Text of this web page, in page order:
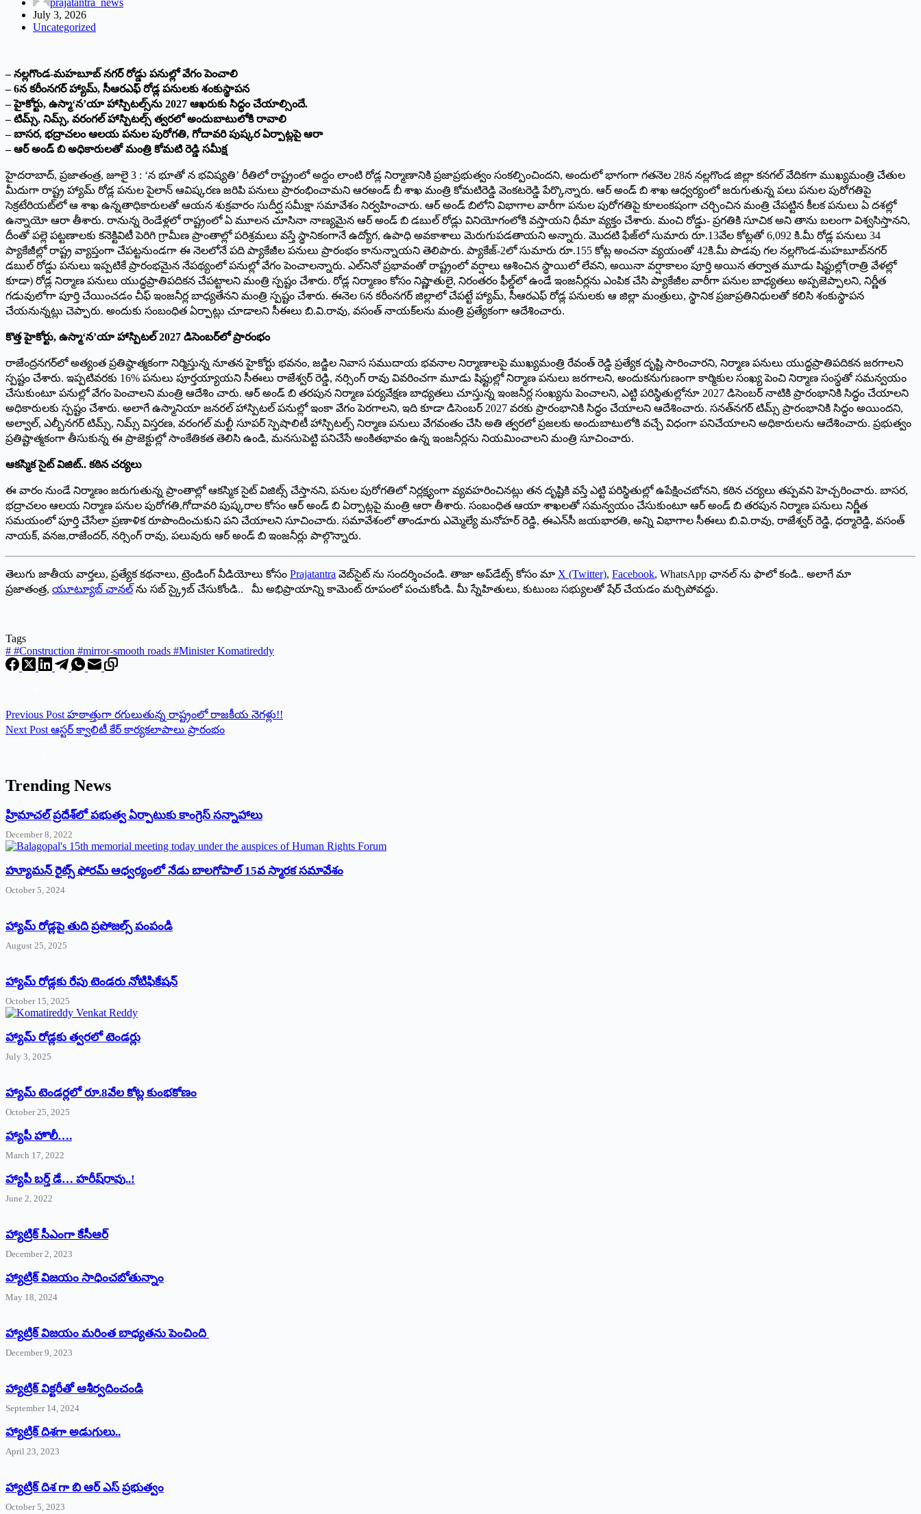
July 3, 2026
Uncategorized
– నల్లగొండ-మహబూబ్ నగర్ రోడ్డు పనుల్లో వేగం పెంచాలి
– 6న కరీంనగర్ హ్యామ్, సీఆరఎఫ్ రోడ్ల పనులకు శంకుస్థాపన
– హైకోర్టు, ఉస్మా‘న’యా హాస్పిటల్స్‌ను 2027 ఆఖరుకు సిద్ధం చేయాల్సిందే.
– టిమ్స్, నిమ్స్, వరంగల్ హాస్పిటల్స్ త్వరలో అందుబాటులోకి రావాలి
– బాసర, భద్రాచలం ఆలయ పనుల పురోగతి, గోదావరి పుష్కర ఏర్పాట్లపై ఆరా
– ఆర్ అండ్ బి అధికారులతో మంత్రి కోమటి రెడ్డి సమీక్ష
హైదరాబాద్, ప్రజాతంత్ర, జూలై 3 : ‘న భూతో న భవిష్యతి’ రీతిలో రాష్ట్రంలో అద్దం లాంటి రోడ్ల నిర్మాణానికి ప్రజాప్రభుత్వం సంకల్పించిందని, అందులో భాగంగా గతనెల 28న నల్లగొండ జిల్లా కనగల్ వేదికగా ముఖ్యమంత్రి చేతుల
మీదుగా రాష్ట్ర హ్యామ్ రోడ్ల పనుల పైలాన్ ఆవిష్కరణ జరిపి పనులు ప్రారంభించామని ఆరఅండ్ బీ శాఖ మంత్రి కోమటిరెడ్డి వెంకటరెడ్డి పేర్కొన్నారు. ఆర్ అండ్ బి శాఖ ఆధ్వర్యంలో జరుగుతున్న పలు పనుల పురోగతిపై
సెక్రటేరియట్‌లో ఆ శాఖ ఉన్నతాధికారులతో ఆయన శుక్రవారం సుదీర్ఘ సమీక్షా సమావేశం నిర్వహించారు. ఆర్ అండ్ బిలోని విభాగాల వారీగా పనుల పురోగతిపై కూలంకషంగా చర్చించిన మంత్రి చేపట్టిన కీలక పనులు ఏ దశల్లో
ఉన్నాయో ఆరా తీశారు. రానున్న రెండేళ్లలో రాష్ట్రంలో ఏ మూలన చూసినా నాణ్యమైన ఆర్ అండ్ బి డబుల్ రోడ్లు వినియోగంలోకి వస్తాయని ధీమా వ్యక్తం చేశారు. మంచి రోడ్డు- ప్రగతికి సూచిక అని తాను బలంగా విశ్వసిస్తానని,
దీంతో పల్లె పట్టణాలకు కనెక్టివిటీ పెరిగి గ్రామీణ ప్రాంతాల్లో పరిశ్రమలు వస్తే స్థానికంగానే ఉద్యోగ, ఉపాధి అవకాశాలు మెరుగుపడతాయని అన్నారు. మొదటి ఫేజ్‌లో సుమారు రూ.13వేల కోట్లతో 6,092 కి.మీ రోడ్ల పనులు 34
ప్యాకేజీల్లో రాష్ట్ర వ్యాప్తంగా చేపట్టనుండగా ఈ నెలలోనే పది ప్యాకేజీల పనులు ప్రారంభం కానున్నాయని తెలిపారు. ప్యాకేజ్-2లో సుమారు రూ.155 కోట్ల అంచనా వ్యయంతో 42కి.మీ పొడవు గల నల్లగొండ-మహబూబ్‌నగర్
డబుల్ రోడ్డు పనులు ఇప్పటికే ప్రారంభమైన నేపథ్యంలో పనుల్లో వేగం పెంచాలన్నారు. ఎల్‌నినో ప్రభావంతో రాష్ట్రంలో వర్షాలు ఆశించిన స్థాయిలో లేవని, అయినా వర్షాకాలం పూర్తి అయిన తర్వాత మూడు షిఫ్టుల్లో(రాత్రి వేళల్లో
కూడా) రోడ్ల నిర్మాణ పనులు యుద్ధప్రాతిపదికన చేపట్టాలని మంత్రి స్పష్టం చేశారు. రోడ్ల నిర్మాణం కోసం నిష్ణాతులై, నిరంతరం ఫీల్డ్‌లో ఉండే ఇంజనీర్లను ఎంపిక చేసి ప్యాకేజీల వారీగా పనుల బాధ్యతలు అప్పజెప్పాలని, నిర్ణీత
గడువులోగా పూర్తి చేయించడం చీఫ్ ఇంజనీర్ల బాధ్యతేనని మంత్రి స్పష్టం చేశారు. ఈనెల 6న కరీంనగర్ జిల్లాలో చేపట్టే హ్యామ్, సీఆరఎఫ్ రోడ్ల పనులకు ఆ జిల్లా మంత్రులు, స్థానిక ప్రజాప్రతినిధులతో కలిసి శంకుస్థాపన
చేయనున్నట్లు చెప్పారు. అందుకు సంబంధిత ఏర్పాట్లు చూడాలని సీఈలు బి.వి.రావు, వసంత్ నాయక్‌లను మంత్రి ప్రత్యేకంగా ఆదేశించారు.
కొత్త హైకోర్టు, ఉస్మా‘న’యా హాస్పిటల్ 2027 డిసెంబర్‌లో ప్రారంభం
రాజేంద్రనగర్‌లో అత్యంత ప్రతిష్ఠాత్మకంగా నిర్మిస్తున్న నూతన హైకోర్టు భవనం, జడ్జిల నివాస సముదాయ భవనాల నిర్మాణాలపై ముఖ్యమంత్రి రేవంత్ రెడ్డి ప్రత్యేక దృష్టి సారించారని, నిర్మాణ పనులు యుద్ధప్రాతిపదికన జరగాలని
స్పష్టం చేశారు. ఇప్పటివరకు 16% పనులు పూర్తయ్యాయని సీఈలు రాజేశ్వర్ రెడ్డి, నర్సింగ్ రావు వివరించగా మూడు షిఫ్టుల్లో నిర్మాణ పనులు జరగాలని, అందుకనుగుణంగా కార్మికుల సంఖ్య పెంచి నిర్మాణ సంస్థతో సమన్వయం
చేసుకుంటూ పనుల్లో వేగం పెంచాలని మంత్రి ఆదేశిం చారు. ఆర్ అండ్ బి తరపున నిర్మాణ పర్యవేక్షణ బాధ్యతలు చూస్తున్న ఇంజనీర్ల సంఖ్యను పెంచాలని, ఎట్టి పరిస్థితుల్లోనూ 2027 డిసెంబర్ నాటికి ప్రారంభానికి సిద్ధం చేయాలని
అధికారులకు స్పష్టం చేశారు. అలాగే ఉస్మానియా జనరల్ హాస్పిటల్ పనుల్లో ఇంకా వేగం పెరగాలని, ఇది కూడా డిసెంబర్ 2027 వరకు ప్రారంభానికి సిద్ధం చేయాలని ఆదేశించారు. సనత్‌నగర్ టిమ్స్ ప్రారంభానికి సిద్ధం అయిందని,
అల్వాల్, ఎల్బీనగర్ టిమ్స్, నిమ్స్ విస్తరణ, వరంగల్ మల్టీ సూపర్ స్పెషాలిటీ హాస్పిటల్స్ నిర్మాణ పనులు వేగవంతం చేసి అతి త్వరలో ప్రజలకు అందుబాటులోకి వచ్చే విధంగా పనిచేయాలని అధికారులను ఆదేశించారు. ప్రభుత్వం
ప్రతిష్టాత్మకంగా తీసుకున్న ఈ ప్రాజెక్టుల్లో సాంకేతికత తెలిసి ఉండి, మనసుపెట్టి పనిచేసే అంకితభావం ఉన్న ఇంజనీర్లను నియమించాలని మంత్రి సూచించారు.
ఆకస్మిక సైట్ విజిట్.. కఠిన చర్యలు
ఈ వారం నుండే నిర్మాణం జరుగుతున్న ప్రాంతాల్లో ఆకస్మిక సైట్ విజిట్స్ చేస్తానని, పనుల పురోగతిలో నిర్లక్ష్యంగా వ్యవహరించినట్లు తన దృష్టికి వస్తే ఎట్టి పరిస్థితుల్లో ఉపేక్షించబోనని, కఠిన చర్యలు తప్పవని హెచ్చరించారు. బాసర,
భద్రాచలం ఆలయ నిర్మాణ పనుల పురోగతి,గోదావరి పుష్కరాల కోసం ఆర్ అండ్ బి ఏర్పాట్లపై మంత్రి ఆరా తీశారు. సంబంధిత ఆయా శాఖలతో సమన్వయం చేసుకుంటూ ఆర్ అండ్ బి తరపున నిర్మాణ పనులు నిర్ణీత
సమయంలో పూర్తి చేసేలా ప్రణాళిక రూపొందించుకుని పని చేయాలని సూచించారు. సమావేశంలో తాండూరు ఎమ్మెల్యే మనోహర్ రెడ్డి, ఈఎన్‌సీ జయభారతి, అన్ని విభాగాల సీఈలు బి.వి.రావు, రాజేశ్వర్ రెడ్డి, ధర్మారెడ్డి, వసంత్
నాయక్, వనజ,రాజేందర్, నర్సింగ్ రావు, పలువురు ఆర్ అండ్ బి ఇంజనీర్లు పాల్గొన్నారు.
తెలుగు జాతీయ వార్తలు, ప్రత్యేక కథనాలు, ట్రెండింగ్ వీడియోలు కోసం Prajatantra వెబ్‌సైట్ ను సందర్శించండి. తాజా అప్‌డేట్స్ కోసం మా X (Twitter), Facebook, WhatsApp ఛానల్ ను ఫాలో కండి.. అలాగే మా
ప్రజాతంత్ర, యూట్యూబ్ చానల్ ను సబ్ స్క్రైబ్ చేసుకోండి.. మీ అభిప్రాయాన్ని కామెంట్ రూపంలో పంచుకోండి. మీ స్నేహితులు, కుటుంబ సభ్యులతో షేర్ చేయడం మర్చిపోవద్దు.
Tags
# #Construction #mirror-smooth roads #Minister Komatireddy
Previous Post హ‌ఠాత్తుగా ర‌గులుతున్న రాష్ట్రంలో రాజ‌కీయ నెగ‌ళ్లు!!
Next Post ఆస్టర్ క్వాలిటీ కేర్ కార్యకలాపాలు ప్రారంభం
Trending News
‌హ్రిమాచల్‌ ‌ప్రదేశ్‌లో పభుత్వ ఏర్పాటుకు కాంగ్రెస్‌ ‌సన్నాహాలు
December 8, 2022
హ్యూమన్‌ రైట్స్‌ ఫోరమ్‌ ఆధ్వర్యంలో నేడు బాలగోపాల్‌ 15వ స్మారక సమావేశం
October 5, 2024
హ్యామ్‌ రోడ్లపై తుది ప్రపోజల్స్‌ పంపండి
August 25, 2025
హ్యామ్‌ రోడ్లకు రేపు టెండరు నోటిఫికేషన్‌
October 15, 2025
హ్యామ్‌ రోడ్లకు త్వరలో టెండర్లు
July 3, 2025
హ్యామ్‌ ‌టెండర్లలో రూ.8వేల కోట్ల కుంభకోణం
October 25, 2025
హ్యాపీ హొలీ….
March 17, 2022
హ్యాపీ బర్త్ ‌డే… హరీష్‌రావు..!
June 2, 2022
హ్యాట్రిక్‌ ‌సీఎంగా కేసీఆర్‌
December 2, 2023
హ్యాట్రిక్‌ విజయం సాధించబోతున్నాం
May 18, 2024
హ్యాట్రిక్ విజయం మరింత బాధ్యతను పెంచింది
December 9, 2023
హ్యాట్రిక్‌ ‌విక్టరీతో ఆశీర్వదించండి
September 14, 2024
‌హ్యాట్రిక్‌ ‌దిశగా అడుగులు..
April 23, 2023
హ్యాట్రిక్ దిశ గా బి ఆర్ ఎస్ ప్రభుత్వం
October 5, 2023